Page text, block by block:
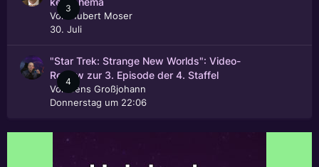
3
Von
Hubert Moser
30. Juli
4
"Star Trek: Strange New Worlds": Video-
Review zur 3. Episode der 4. Staffel
Von
Jens Großjohann
Donnerstag um 22:06